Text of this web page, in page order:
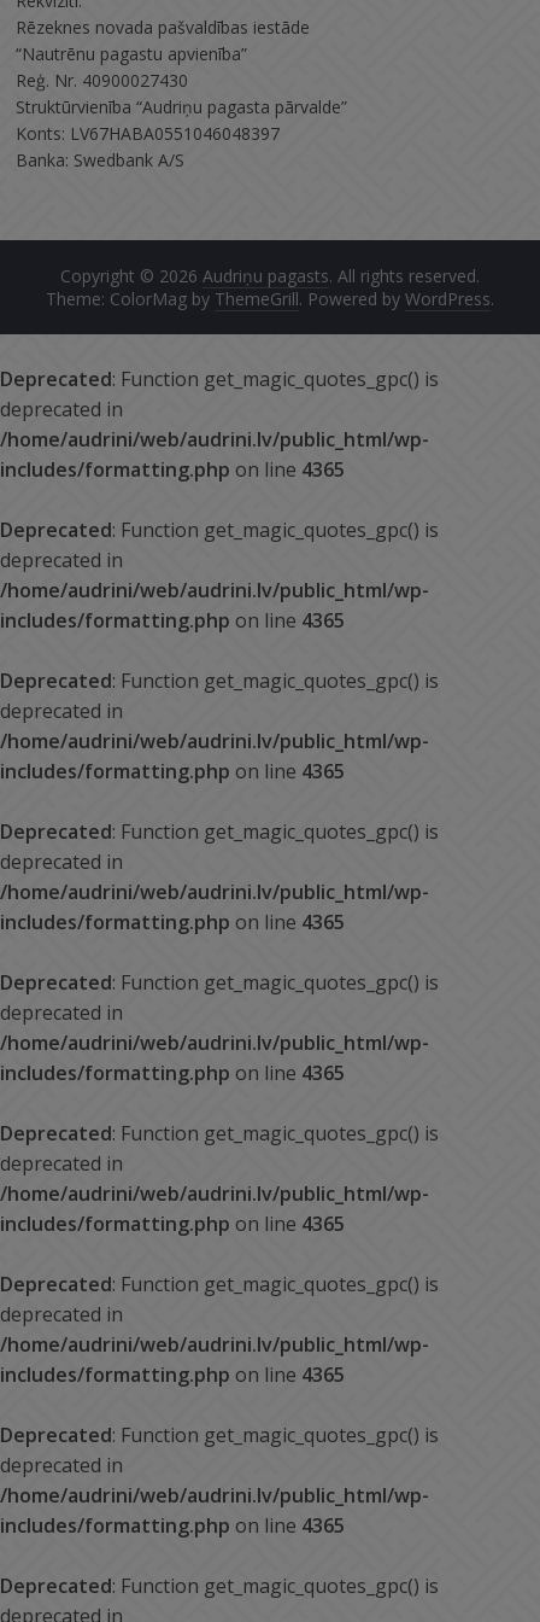
Rēzeknes novada pašvaldības iestāde
“Nautrēnu pagastu apvienība”
Reģ. Nr. 40900027430
Struktūrvienība “Audriņu pagasta pārvalde”
Konts: LV67HABA0551046048397
Banka: Swedbank A/S
Copyright © 2026 Audriņu pagasts. All rights reserved.
Theme: ColorMag by ThemeGrill. Powered by WordPress.
Deprecated: Function get_magic_quotes_gpc() is
deprecated in
/home/audrini/web/audrini.lv/public_html/wp-
includes/formatting.php on line 4365
Deprecated: Function get_magic_quotes_gpc() is
deprecated in
/home/audrini/web/audrini.lv/public_html/wp-
includes/formatting.php on line 4365
Deprecated: Function get_magic_quotes_gpc() is
deprecated in
/home/audrini/web/audrini.lv/public_html/wp-
includes/formatting.php on line 4365
Deprecated: Function get_magic_quotes_gpc() is
deprecated in
/home/audrini/web/audrini.lv/public_html/wp-
includes/formatting.php on line 4365
Deprecated: Function get_magic_quotes_gpc() is
deprecated in
/home/audrini/web/audrini.lv/public_html/wp-
includes/formatting.php on line 4365
Deprecated: Function get_magic_quotes_gpc() is
deprecated in
/home/audrini/web/audrini.lv/public_html/wp-
includes/formatting.php on line 4365
Deprecated: Function get_magic_quotes_gpc() is
deprecated in
/home/audrini/web/audrini.lv/public_html/wp-
includes/formatting.php on line 4365
Deprecated: Function get_magic_quotes_gpc() is
deprecated in
/home/audrini/web/audrini.lv/public_html/wp-
includes/formatting.php on line 4365
Deprecated: Function get_magic_quotes_gpc() is
deprecated in